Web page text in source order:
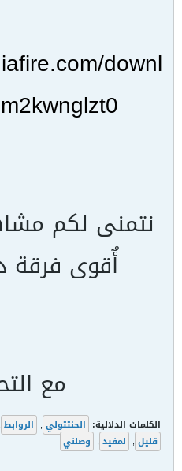
downl
نتمنى لكم
أٌقوى فرقة
مع
الكلمات الدلالية: الحنتتولي , الروابط
قليل , لمفيد , وصلني